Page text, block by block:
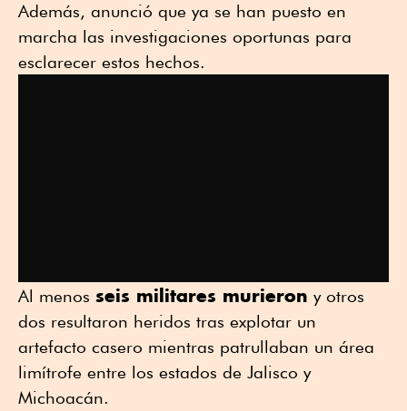
Además, anunció que ya se han puesto en
marcha las investigaciones oportunas para
esclarecer estos hechos.
Al menos seis militares murieron y otros
dos resultaron heridos tras explotar un
artefacto casero mientras patrullaban un área
limítrofe entre los estados de Jalisco y
Michoacán.